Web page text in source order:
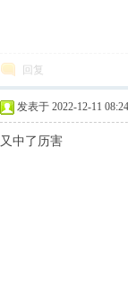
回复
发表于 2022-12-11
又中了历害